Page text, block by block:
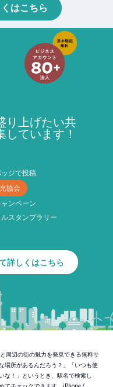
はこちら
り上げたい共
ています！
ジで投稿
協会
ンペーン
スタンプラリー
詳しくはこちら
周辺の街の魅力を発見できる無料サ
場所があるんだろう？」「いつも使
な！」というとき、駅名で検索し